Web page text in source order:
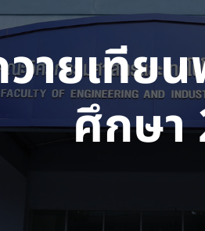
ายเทียน
ศึกษา